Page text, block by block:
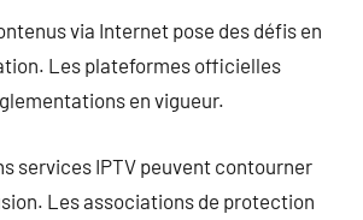
via Internet pose des défis en
Les plateformes officielles
en vigueur.
services IPTV peuvent contourner
Les associations de protection